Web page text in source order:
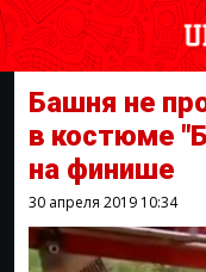
Башня не
в костюме
на финише
30 апреля 2019 10:34